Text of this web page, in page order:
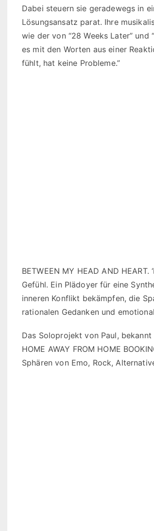
Dabei steuern sie geradewegs in
Lösungsansatz parat. Ihre
wie der von “28 Weeks Later” und
es mit den Worten aus einer
fühlt, hat keine Probleme.”
BETWEEN MY HEAD AND
Gefühl. Ein Plädoyer für eine
inneren Konflikt bekämpfen, die
rationalen Gedanken und
Das Soloprojekt von Paul,
HOME AWAY FROM HOME
Sphären von Emo, Rock,